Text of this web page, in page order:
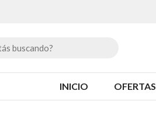
INICIO OFERTAS